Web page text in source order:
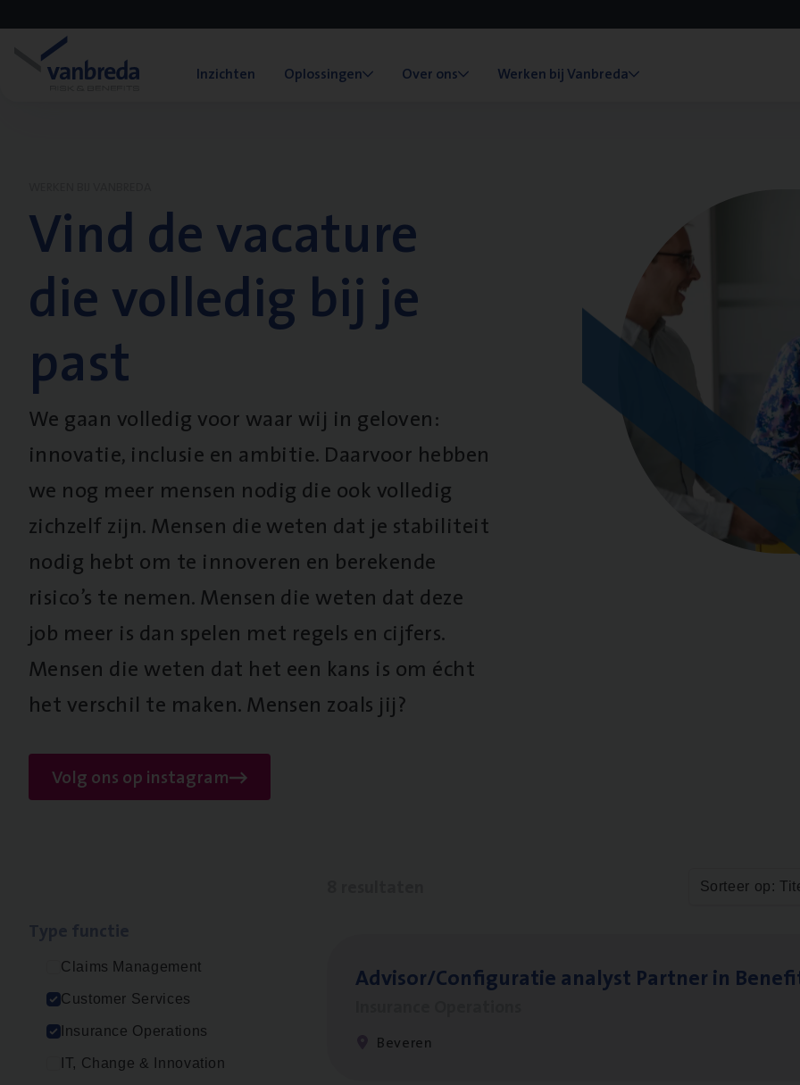
Inzichten Oplossingen Over ons Werken bij Vanbreda
Vind de vacature
die volledig bij je
past
We gaan volledig voor waar wij in geloven:
innovatie, inclusie en ambitie. Daarvoor hebben
we nog meer mensen nodig die ook volledig
zichzelf zijn. Mensen die weten dat je stabiliteit
nodig hebt om te innoveren en berekende
risico’s te nemen. Mensen die weten dat deze
job meer is dan spelen met regels en cijfers.
Mensen die weten dat het een kans is om écht
het verschil te maken. Mensen zoals jij?
Volg ons op instagram
Claims Management
Customer Services
Insurance Operations
IT, Change & Innovation
Sorteer op:
Advisor/​Configuratie ana­lyst Part­ner in
Beveren